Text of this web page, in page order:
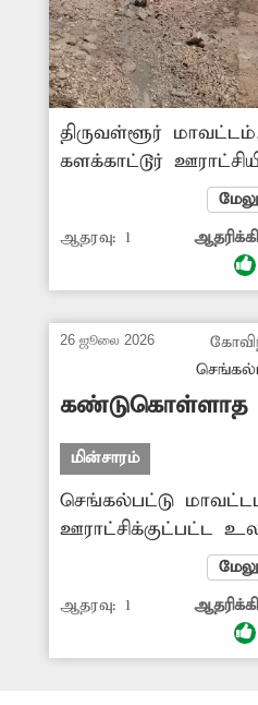
திருவள்ளூர்
களக்காட்டூர்
மீன்கள் செத்து
அந்தபகுதி முழுவதும்
வீசியது.
புகார் பெட்டியில்
நடவடிக்கையாக
செய்தனர். உடனடி
அதிகாரிகளுக்கும்,
நின்ற 'தினத்தந்தி'
அப்பகுதி
தெரிவித்துள்ளனர்.
ஆதரவு: 1
26 ஜூலை 2026
கண்டுகொள்ளாத
வாரியம்
மின்சாரம்
செங்கல்பட்டு
ஊராட்சிக்குட்பட்ட
கோவில் தெரு
சுற்றியுள்ள
நேரங்களிலும் தெரு
எரிகின்றன. இதனால்
ஆதரவு: 1